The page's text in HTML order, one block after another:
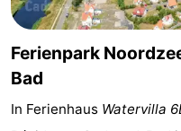
Lastminutes
Strand
Sehen
Ferienpark
Bad
In Ferienhaus Watervilla